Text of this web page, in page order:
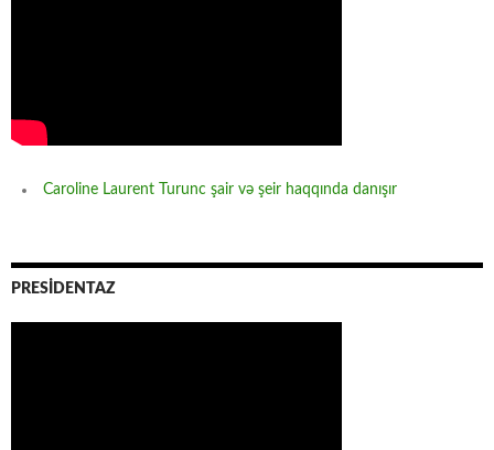
Caroline Laurent Turunc şair və şeir haqqında danışır
PRESİDENTAZ